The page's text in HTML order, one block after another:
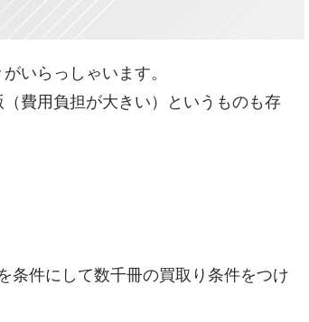
いらっしゃいます。
費用負担が大きい）というものも存
条件にして数千冊の買取り条件をつけ